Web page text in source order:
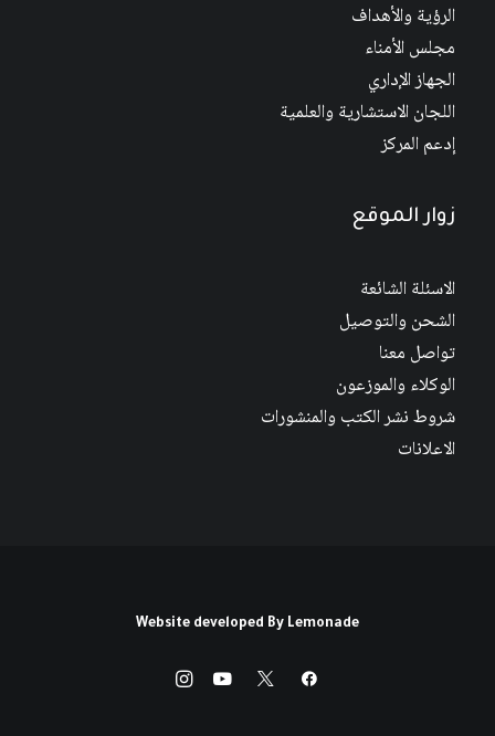
الرؤية والأهداف
مجلس الأمناء
الجهاز الإداري
اللجان الاستشارية والعلمية
إدعم المركز
زوار الموقع
الاسئلة الشائعة
الشحن والتوصيل
تواصل معنا
الوكلاء والموزعون
شروط نشر الكتب والمنشورات
الاعلانات
Website developed By Lemonade